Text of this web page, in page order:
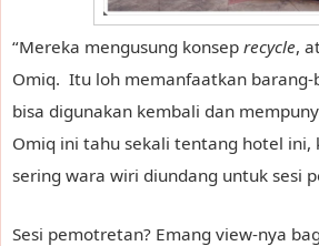
“Mereka mengusung konsep recycle,
Omiq. Itu loh memanfaatkan barang-
bisa digunakan kembali dan
Omiq ini tahu sekali tentang hotel ini,
sering wara wiri diundang untuk sesi
Sesi pemotretan? Emang view-nya